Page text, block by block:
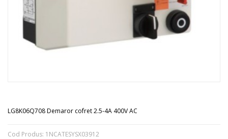
LG8K06Q708 Demaror cofret 2.5-4A 400V AC
Cod Produs: 1NCATESYSX03912